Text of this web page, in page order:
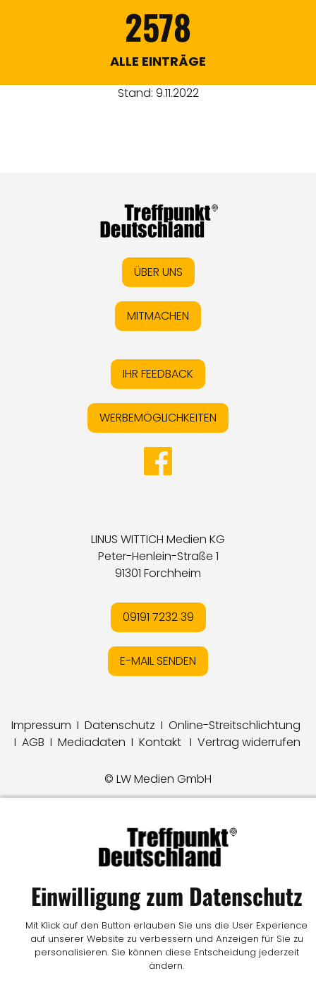
2578
ALLE EINTRÄGE
Stand: 9.11.2022
ÜBER UNS
MITMACHEN
IHR FEEDBACK
WERBEMÖGLICHKEITEN
LINUS WITTICH Medien KG
Peter-Henlein-Straße 1
91301 Forchheim
09191 7232 39
E-MAIL SENDEN
Impressum I Datenschutz I Online-Streitschlichtung
I AGB I Mediadaten I Kontakt I Vertrag widerrufen
© LW Medien GmbH
Einwilligung zum Datenschutz
Mit Klick auf den Button erlauben Sie uns die User Experience
auf unserer Website zu verbessern und Anzeigen für Sie zu
personalisieren. Sie können diese Entscheidung jederzeit
ändern.